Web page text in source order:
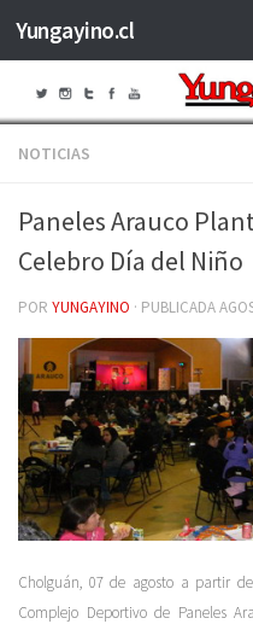
Saltar al contenido
Yungayino.cl
NOTICIAS
Paneles Arauco
Celebro Día del Niño
POR YUNGAYINO · PUBLICADA
Cholguán, 07 de agosto a partir
Complejo Deportivo de Paneles